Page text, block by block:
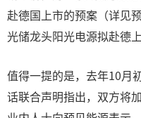
赴德国上市的预案（详见
光储龙头阳光电源拟赴德上
值得一提的是，去年10月
话联合声明指出，双方将